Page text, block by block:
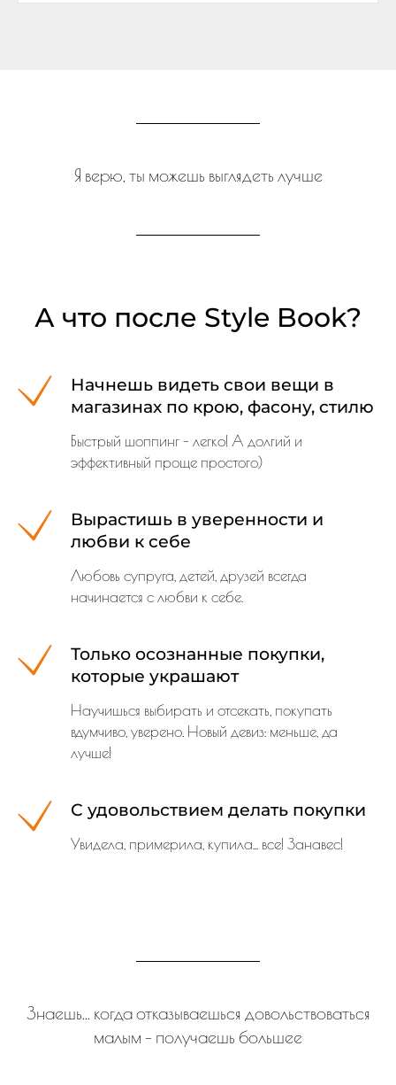
Я верю, ты можешь выглядеть лучше
А что после Style Book?
Начнешь видеть свои вещи в
магазинах по крою, фасону, стилю
Быстрый шоппинг - легко! А долгий и
эффективный проще простого)
Вырастишь в уверенности и
любви к себе
Любовь супруга, детей, друзей всегда
начинается с любви к себе.
Только осознанные покупки,
которые украшают
Научишься выбирать и отсекать, покупать
вдумчиво, уверено. Новый девиз: меньше, да
лучше!
С удовольствием делать покупки
Увидела, примерила, купила... все! Занавес!
Знаешь... когда отказываешься довольствоваться
малым - получаешь большее